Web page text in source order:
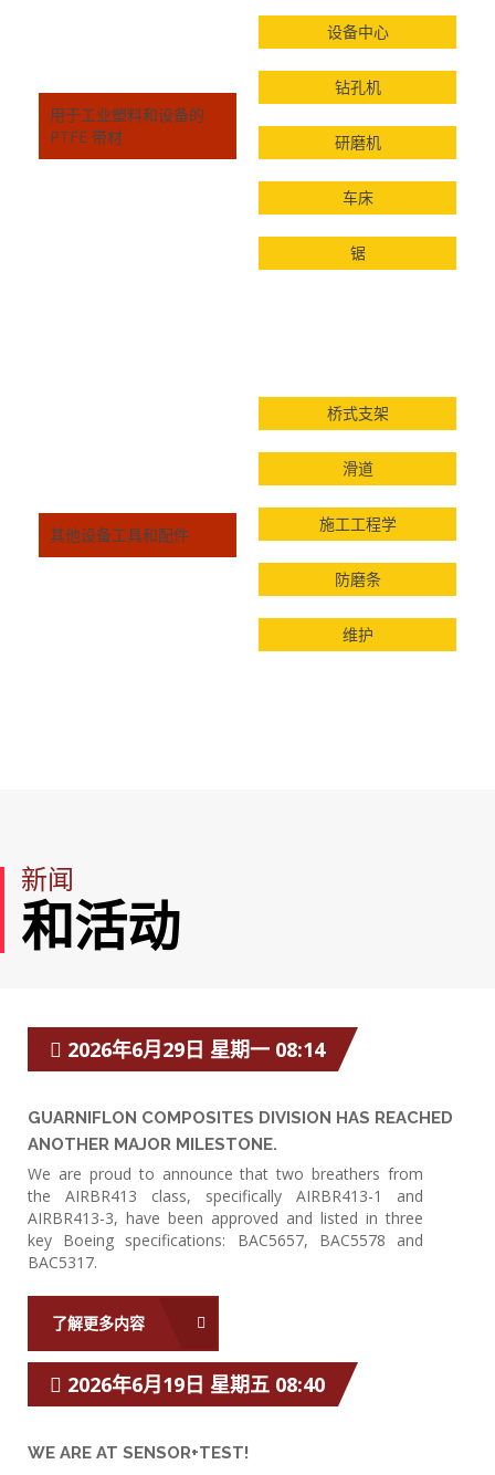
用于工业塑料和设备的
PTFE 带材
设备中心
钻孔机
研磨机
车床
锯
其他设备工具和配件
桥式支架
滑道
施工工程学
防磨条
维护
新闻
和活动
2026年6月29日 星期一 08:14
GUARNIFLON COMPOSITES DIVISION HAS REACHED
ANOTHER MAJOR MILESTONE.
We are proud to announce that two breathers from
the AIRBR413 class, specifically AIRBR413-1 and
AIRBR413-3, have been approved and listed in three
key Boeing specifications: BAC5657, BAC5578 and
BAC5317.
了解更多内容
2026年6月19日 星期五 08:40
WE ARE AT SENSOR+TEST!